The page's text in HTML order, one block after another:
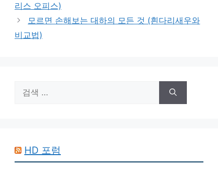
리
리스 오피스)
모르면 손해보는 대하의 모든 것 (흰다리새우와
비교법)
색:
HD 포럼